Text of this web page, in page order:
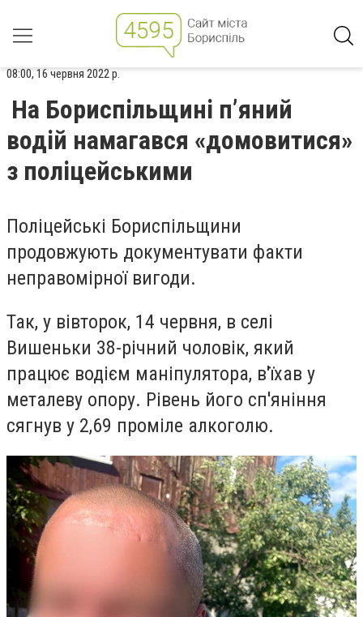
08:00, 16 червня 2022 р.
На Бориспільщині п’яний
водій намагався «домовитися»
з поліцейськими
Поліцейські Бориспільщини
продовжують документувати факти
неправомірної вигоди.
Так, у вівторок, 14 червня, в селі
Вишеньки 38-річний чоловік, який
працює водієм маніпулятора, в'їхав у
металеву опору. Рівень його сп'яніння
сягнув у 2,69 проміле алкоголю.